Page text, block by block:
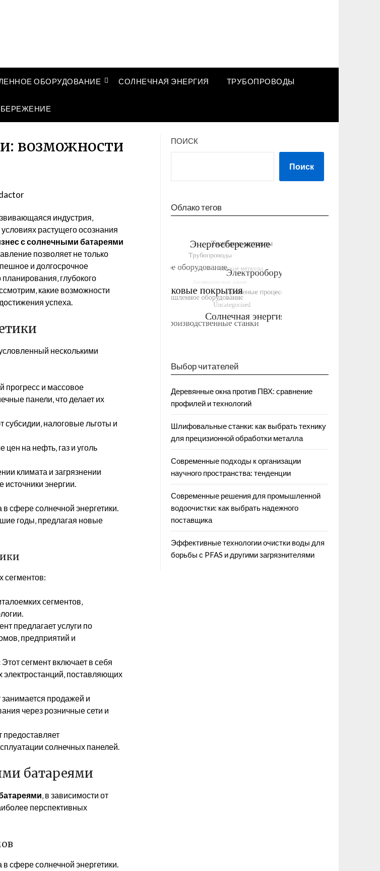
ОБОРУДОВАНИЕ СОЛНЕЧНАЯ ЭНЕРГИЯ ТРУБОПРОВОДЫ
возможности
индустрия‚
растущего осознания
с солнечными батареями
позволяет не только
и долгосрочное
глубокого
какие возможности
успеха.
несколькими
прогресс и массовое
панели‚ что делает их
налоговые льготы и
на нефть‚ газ и уголь
климата и загрязнении
энергии.
сфере солнечной энергетики.
годы‚ предлагая новые
сегментов:
сегментов‚
предлагает услуги по
предприятий и
Этот сегмент включает в себя
электростанций‚ поставляющих
занимается продажей и
через розничные сети и
предоставляет
солнечных панелей.
батареями
‚ в зависимости от
перспективных
сфере солнечной энергетики.
ПОИСК
Поиск
Облако тегов
Выбор читателей
Деревянные окна против ПВХ: сравнение
профилей и технологий
Шлифовальные станки: как выбрать технику
для прецизионной обработки металла
Современные подходы к организации
научного пространства: тенденции
Современные решения для промышленной
водоочистки: как выбрать надежного
поставщика
Эффективные технологии очистки воды для
борьбы с PFAS и другими загрязнителями